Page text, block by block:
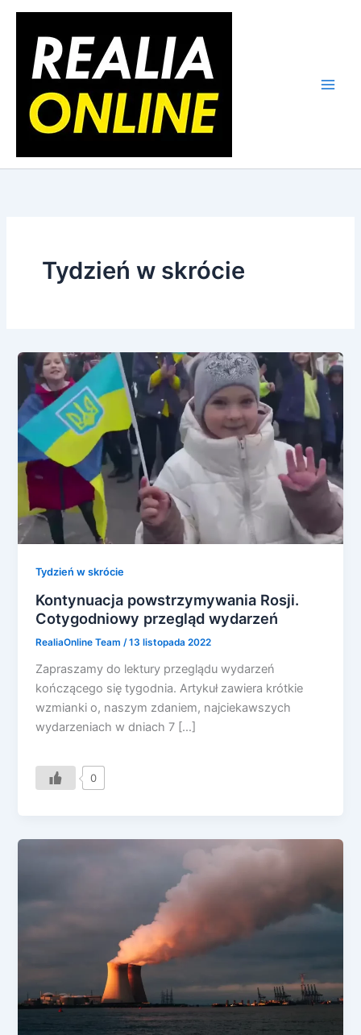
Skip
content
Tydzień w skrócie
Tydzień w skrócie
Kontynuacja powstrzymywania Rosji.
Cotygodniowy przegląd wydarzeń
RealiaOnline Team/13 listopada 2022
Zapraszamy do lektury przeglądu wydarzeń
kończącego się tygodnia. Artykuł zawiera krótkie
wzmianki o, naszym zdaniem, najciekawszych
wydarzeniach w dniach 7 […]
0